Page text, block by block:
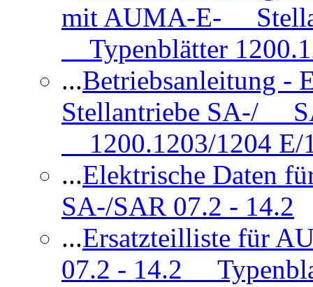
mit AUMA-E-
Typenblätter
...Betriebsanleitung
Stellantriebe SA-/
1200.1203/1204 E/
...Elektrische Daten
SA-/SAR 07.2 - 14.2
...Ersatzteilliste für
07.2 - 14.2